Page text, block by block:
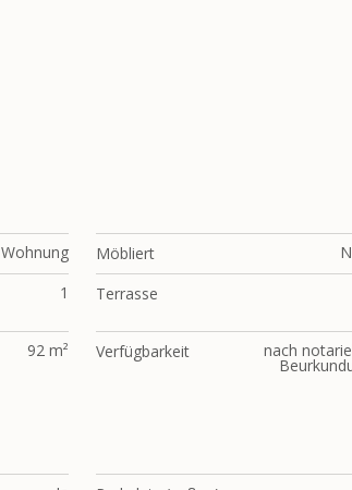
Wohnung Möbliert
1 Terrasse
92 m² Verfügbarkeit nach